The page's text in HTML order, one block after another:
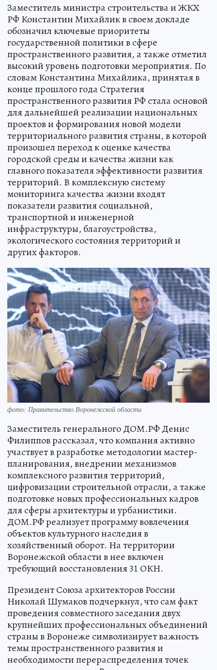
Заместитель министра строительства и ЖКХ
РФ Константин Михайлик в своем докладе
обозначил ключевые приоритеты
государственной политики в сфере
пространственного развития, а также отметил
высокий уровень подготовки мероприятия. По
словам Константина Михайлика, принятая в
конце прошлого года Стратегия
пространственного развития РФ стала основой
для дальнейшей реализации национальных
проектов и формирования новой модели
территориального развития страны, в которой
произошел переход к оценке качества
городской среды и качества жизни как
главного показателя эффективности развития
территорий. В комплексную систему
мониторинга качества жизни входят
показатели развития социальной,
транспортной и инженерной
инфраструктуры, благоустройства,
экологического состояния территорий и
других факторов.
фото: Правительство Воронежской области
Заместитель генерального ДОМ.РФ Денис
Филиппов рассказал, что компания активно
участвует в разработке методологии мастер-
планирования, внедрении механизмов
комплексного развития территорий,
цифровизации строительной отрасли, а также
подготовке новых профессиональных кадров
для сферы архитектуры и урбанистики.
ДОМ.РФ реализует программу вовлечения
объектов культурного наследия в
хозяйственный оборот. На территории
Воронежской области в нее включен
требующий восстановления 31 ОКН.
Президент Союза архитекторов России
Николай Шумаков подчеркнул, что сам факт
проведения совместного заседания двух
крупнейших профессиональных объединений
страны в Воронеже символизирует важность
темы пространственного развития и
необходимости перераспределения точек